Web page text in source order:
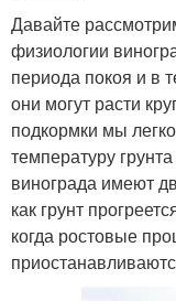
Давайте
физиологии
периода покоя и в
они могут расти
подкормки мы
температуру
винограда имеют
как грунт
когда ростовые